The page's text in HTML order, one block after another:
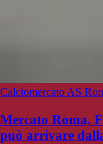
Calciomercato AS
Mercato Roma,
può arrivare